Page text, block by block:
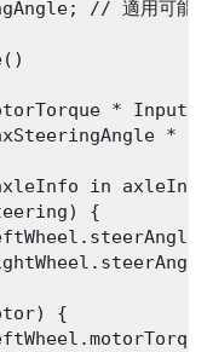
// 適用可能な
*
*
in
{
{